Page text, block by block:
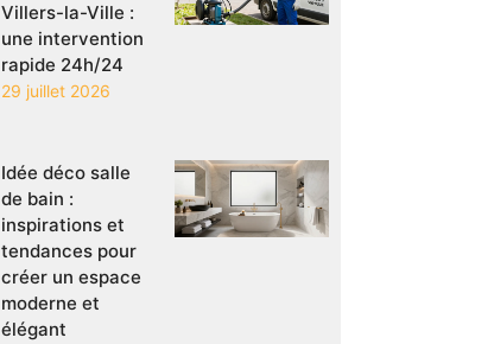
Villers-la-Ville :
une intervention
rapide 24h/24
29 juillet 2026
Idée déco salle
de bain :
inspirations et
tendances pour
créer un espace
moderne et
élégant